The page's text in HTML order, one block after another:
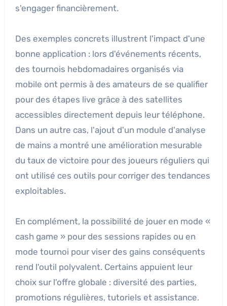
s'engager financièrement.
Des exemples concrets illustrent l'impact d'une
bonne application : lors d'événements récents,
des tournois hebdomadaires organisés via
mobile ont permis à des amateurs de se qualifier
pour des étapes live grâce à des satellites
accessibles directement depuis leur téléphone.
Dans un autre cas, l'ajout d'un module d'analyse
de mains a montré une amélioration mesurable
du taux de victoire pour des joueurs réguliers qui
ont utilisé ces outils pour corriger des tendances
exploitables.
En complément, la possibilité de jouer en mode «
cash game » pour des sessions rapides ou en
mode tournoi pour viser des gains conséquents
rend l'outil polyvalent. Certains appuient leur
choix sur l'offre globale : diversité des parties,
promotions régulières, tutoriels et assistance.